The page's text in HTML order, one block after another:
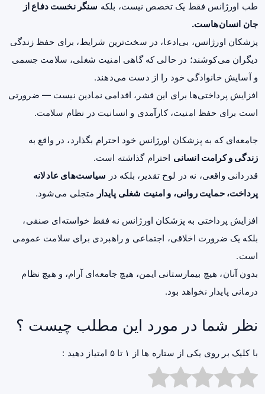
طب اورژانس فقط یک تخصص نیست، بلکه سنگر نخست دفاع از
جان انسان‌هاست.
پزشکان اورژانس، بی‌ادعا، در سخت‌ترین شرایط، برای حفظ زندگی
دیگران می‌کوشند؛ در حالی که گاهی امنیت شغلی، سلامت جسمی
و آسایش خانوادگی خود را از دست می‌دهند.
افزایش پرداختی‌ها برای این قشر، اقدامی نمادین نیست — ضرورتی
است برای حفظ امنیت، کارآمدی و انسانیت در نظام سلامت.
جامعه‌ای که به پزشکان اورژانس خود احترام بگذارد، در واقع به
زندگی و کرامت انسانی احترام گذاشته است.
قدردانی واقعی، نه در لوح تقدیر ، بلکه در سیاست‌های عادلانه
پرداخت، حمایت روانی، و امنیت شغلی پایدار متجلی می‌شود.
افزایش پرداختی به پزشکان اورژانس نه فقط خواسته‌ای صنفی،
بلکه یک ضرورت اخلاقی، اجتماعی و راهبردی برای سلامت عمومی
است.
بدون آنان، هیچ بیمارستانی ایمن، هیچ جامعه‌ای آرام، و هیچ نظام
درمانی پایدار نخواهد بود.
نظر شما در مورد این مطلب چیست ؟
با کلیک بر روی یکی از ستاره ها از ۱ تا ۵ امتیاز دهید :